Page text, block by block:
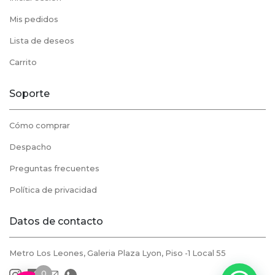
Mis pedidos
Lista de deseos
Carrito
Soporte
Cómo comprar
Despacho
Preguntas frecuentes
Política de privacidad
Datos de contacto
Metro Los Leones, Galeria Plaza Lyon, Piso -1 Local 55